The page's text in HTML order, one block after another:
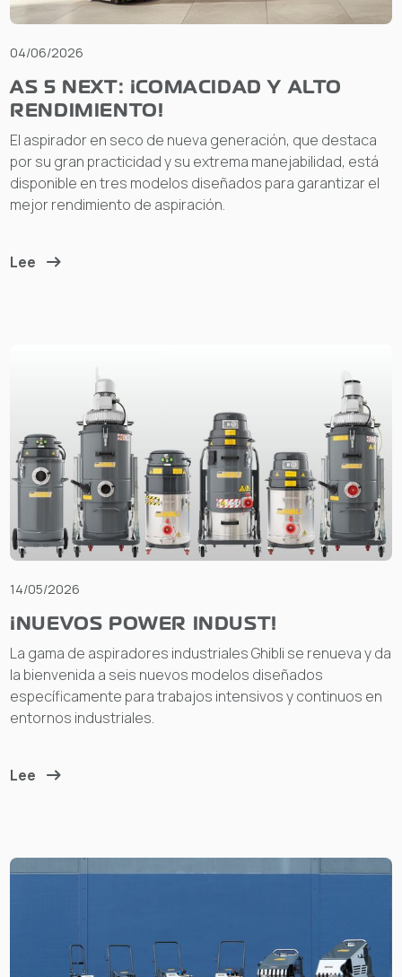
04/06/2026
AS 5 NEXT: ¡COMACIDAD Y ALTO
RENDIMIENTO!
El aspirador en seco de nueva generación, que destaca
por su gran practicidad y su extrema manejabilidad, está
disponible en tres modelos diseñados para garantizar el
mejor rendimiento de aspiración.
Lee
14/05/2026
¡NUEVOS POWER INDUST!
La gama de aspiradores industriales Ghibli se renueva y da
la bienvenida a seis nuevos modelos diseñados
específicamente para trabajos intensivos y continuos en
entornos industriales.
Lee